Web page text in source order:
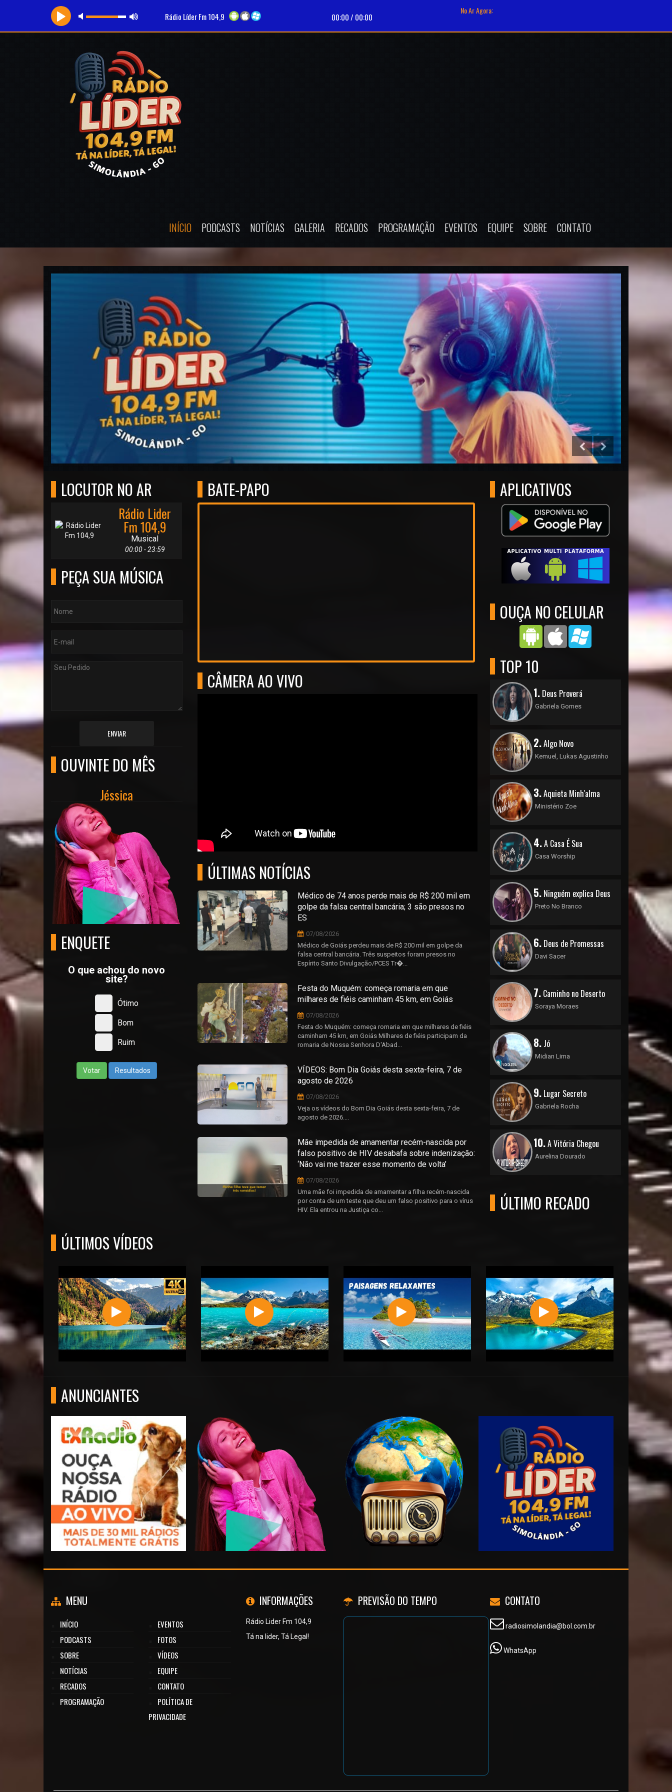
Rádio Líder Fm 104,9 00:00/ 00:00
No Ar Agora:
INÍCIO PODCASTS NOTÍCIAS GALERIA RECADOS PROGRAMAÇÃO EVENTOS EQUIPE SOBRE CONTATO
LOCUTOR NO AR
Rádio Lider
Fm 104,9
Musical
00:00 - 23:59
PEÇA SUA MÚSICA
ENVIAR
OUVINTE DO MÊS
Jéssica
ENQUETE
O que achou do novo
site?
Ótimo
Bom
Ruim
Votar Resultados
BATE-PAPO
CÂMERA AO VIVO
ÚLTIMAS NOTÍCIAS
Médico de 74 anos perde mais de R$ 200 mil em
golpe da falsa central bancária; 3 são presos no
ES
07/08/2026
Médico de Goiás perdeu mais de R$ 200 mil em golpe da
falsa central bancária. Três suspeitos foram presos no
Espírito Santo Divulgação/PCES Tr�...
Festa do Muquém: começa romaria em que
milhares de fiéis caminham 45 km, em Goiás
07/08/2026
Festa do Muquém: começa romaria em que milhares de fiéis
caminham 45 km, em Goiás Milhares de fiéis participam da
romaria de Nossa Senhora D'Abad...
VÍDEOS: Bom Dia Goiás desta sexta-feira, 7 de
agosto de 2026
07/08/2026
Veja os vídeos do Bom Dia Goiás desta sexta-feira, 7 de
agosto de 2026....
Mãe impedida de amamentar recém-nascida por
falso positivo de HIV desabafa sobre indenização:
‘Não vai me trazer esse momento de volta’
07/08/2026
Uma mãe foi impedida de amamentar a filha recém-nascida
por conta de um teste que deu um falso positivo para o vírus
HIV. Ela entrou na Justiça co...
APLICATIVOS
OUÇA NO CELULAR
TOP 10
1.Deus Proverá
Gabriela Gomes
2.Algo Novo
Kemuel, Lukas Agustinho
3.Aquieta Minh'alma
Ministério Zoe
4.A Casa É Sua
Casa Worship
5.Ninguém explica Deus
Preto No Branco
6.Deus de Promessas
Davi Sacer
7.Caminho no Deserto
Soraya Moraes
8.Jó
Midian Lima
9.Lugar Secreto
Gabriela Rocha
10.A Vitória Chegou
Aurelina Dourado
ÚLTIMO RECADO
ÚLTIMOS VÍDEOS
ANUNCIANTES
MENU
INÍCIO
PODCASTS
SOBRE
NOTÍCIAS
RECADOS
PROGRAMAÇÃO
EVENTOS
FOTOS
VÍDEOS
EQUIPE
CONTATO
POLÍTICA DE
PRIVACIDADE
INFORMAÇÕES
Rádio Lider Fm 104,9
Tá na lider, Tá Legal!
PREVISÃO DO TEMPO CONTATO
radiosimolandia@bol.com.br
WhatsApp